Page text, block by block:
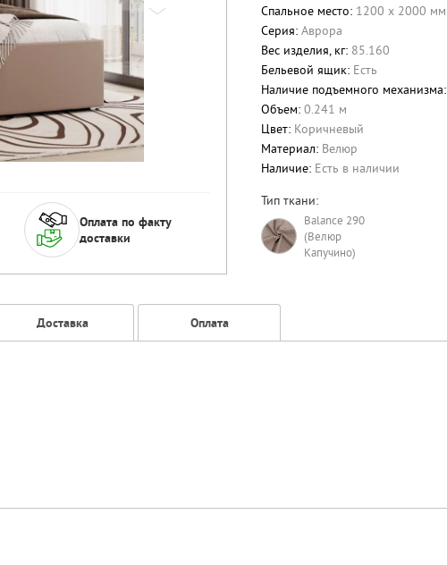
Оплата по факту
доставки
Спальное место: 1200 х 2000 мм
Серия: Аврора
Вес изделия, кг: 85.160
Бельевой ящик: Есть
Наличие подъемного механизма:
Объем: 0.241 м
Цвет: Коричневый
Материал: Велюр
Наличие: Есть в наличии
Тип ткани:
Balance 290
(Велюр
Капучино)
Доставка Оплата